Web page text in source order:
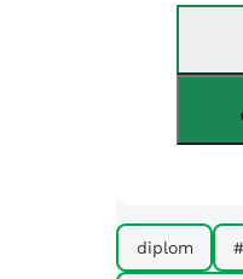
diplom